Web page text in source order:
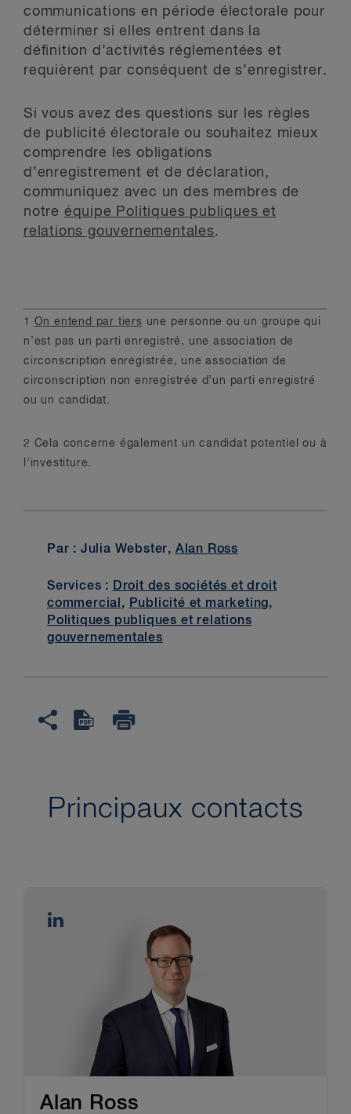
communications en période électorale pour
déterminer si elles entrent dans la
définition d’activités réglementées et
requièrent par conséquent de s’enregistrer.
Si vous avez des questions sur les règles
de publicité électorale ou souhaitez mieux
comprendre les obligations
d’enregistrement et de déclaration,
communiquez avec un des membres de
notre équipe Politiques publiques et
relations gouvernementales.
1 On entend par tiers une personne ou un groupe qui
n’est pas un parti enregistré, une association de
circonscription enregistrée, une association de
circonscription non enregistrée d’un parti enregistré
ou un candidat.
2 Cela concerne également un candidat potentiel ou à
l’investiture.
Par : Julia Webster, Alan Ross
Services : Droit des sociétés et droit
commercial , Publicité et marketing,
Politiques publiques et relations
gouvernementales
Principaux contacts
Alan Ross